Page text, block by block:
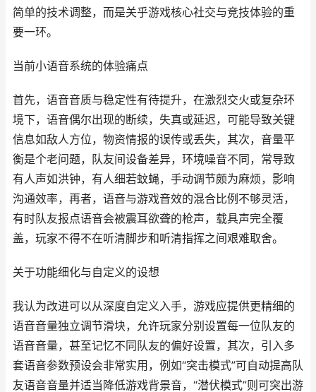
简单的技术调整，而是关乎游戏核心社交与竞技体验的重
要一环。
当前小语音系统的体验痛点
首先，语音音质与稳定性有待提升，在激烈交火或复杂环
境下，语音偶尔出现的断续，失真或延迟，可能导致关键
信息如敌人方位，物资情报的误传或丢失，其次，音量平
衡是个老问题，队友间设备差异，环境噪音不同，常导致
有人声如洪钟，有人细若蚊蝇，手动调节颇为麻烦，影响
沟通效率，再者，语音与游戏音效的混合比例不够灵活，
有时队友报点语音会被震耳欲聋的枪声，载具声完全覆
盖，玩家不得不在听清脚步和听清指挥之间艰难取舍。
关于功能细化与自定义的设想
我认为改进可以从深度自定义入手，游戏应提供更精细的
语音音量独立调节滑块，允许玩家分别设置每一位队友的
语音音量，甚至记忆不同队友的偏好设置，其次，引入多
套语音参数预设会非常实用，例如“突击模式”可自动提高队
友语音音量并适当降低游戏背景音，“潜伏模式”则可突出游